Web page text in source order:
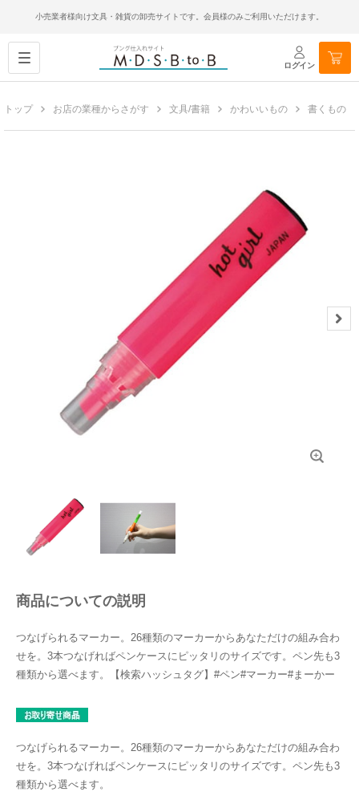
小売業者様向け文具・雑貨の卸売サイトです。会員様のみご利用いただけます。
ログイン
トップ お店の業種からさがす 文具/書籍 かわいいもの 書くもの
商品についての説明
つなげられるマーカー。26種類のマーカーからあなただけの組み合わ
せを。3本つなげればペンケースにピッタリのサイズです。ペン先も3
種類から選べます。【検索ハッシュタグ】#ペン#マーカー#まーかー
つなげられるマーカー。26種類のマーカーからあなただけの組み合わ
せを。3本つなげればペンケースにピッタリのサイズです。ペン先も3
種類から選べます。